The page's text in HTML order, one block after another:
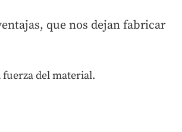
que nos dejan fabricar
fuerza del material.